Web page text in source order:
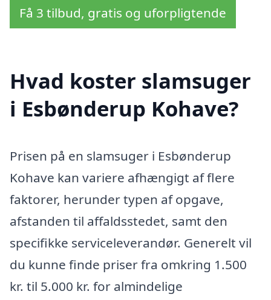
Få 3 tilbud, gratis og uforpligtende
Hvad koster slamsuger
i Esbønderup Kohave?
Prisen på en slamsuger i Esbønderup
Kohave kan variere afhængigt af flere
faktorer, herunder typen af opgave,
afstanden til affaldsstedet, samt den
specifikke serviceleverandør. Generelt vil
du kunne finde priser fra omkring 1.500
kr. til 5.000 kr. for almindelige